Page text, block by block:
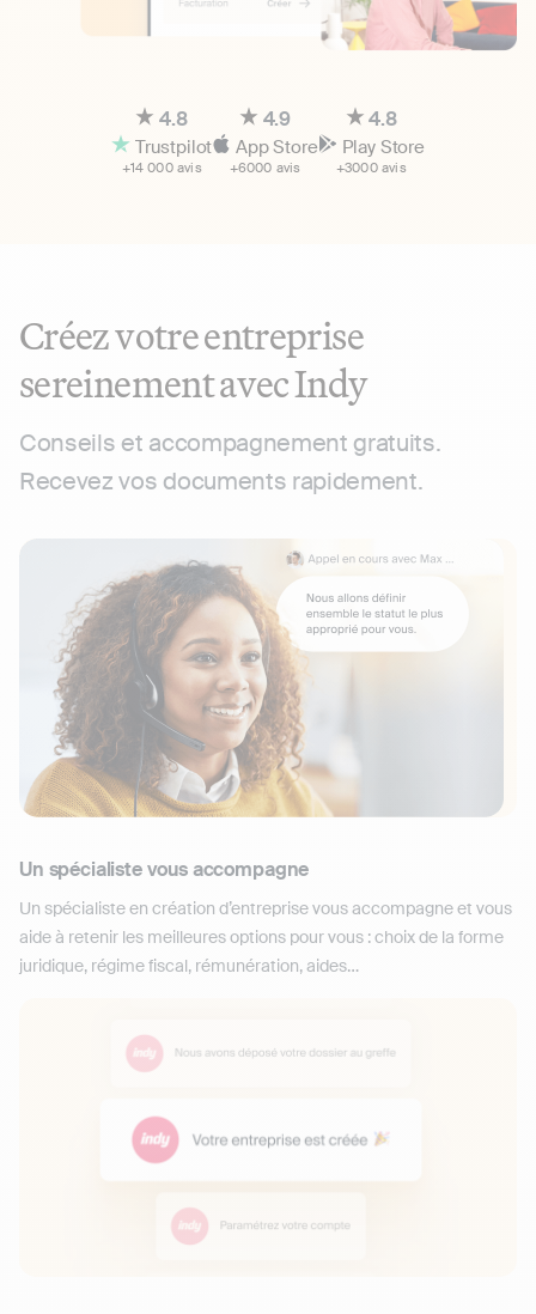
4.8
Trustpilot
+14 000 avis
4.9
App Store
+6000 avis
4.8
Play Store
+3000 avis
Créez votre entreprise
sereinement avec Indy
Conseils et accompagnement gratuits.
Recevez vos documents rapidement.
Un spécialiste vous accompagne
Un spécialiste en création d’entreprise vous accompagne et vous
aide à retenir les meilleures options pour vous : choix de la forme
juridique, régime fiscal, rémunération, aides…